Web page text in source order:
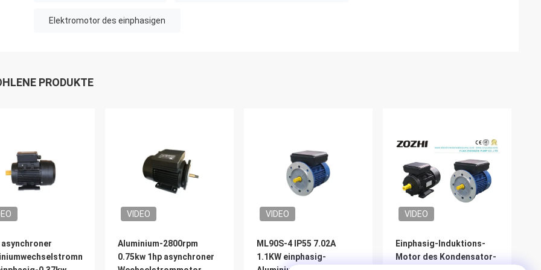
Elektromotor des einphasigen
PRODUKTE
asynchroner
VIDEO
Aluminium-2800rpm
0.75kw 1hp asynchroner
VIDEO
ML90S-4 IP55 7.02A
1.1KW einphasig-
VIDEO
Einphasig-Induktions-
Motor des Kondensator-